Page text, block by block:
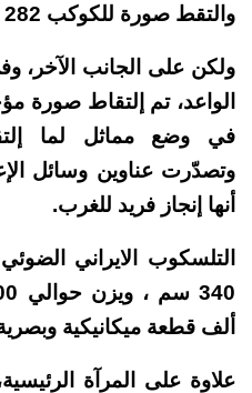
والتقط صورة للكوكب Arp 282 في الليلة التالية.
ولكن على الجانب الآخر،
الواعد، تم إلتقاط صورة
في وضع مماثل لما
وتصدّرت عناوين وسائل
أنها إنجاز فريد للغرب.
التلسكوب الايراني
ألف قطعة ميكانيكية
علاوة على المرآة